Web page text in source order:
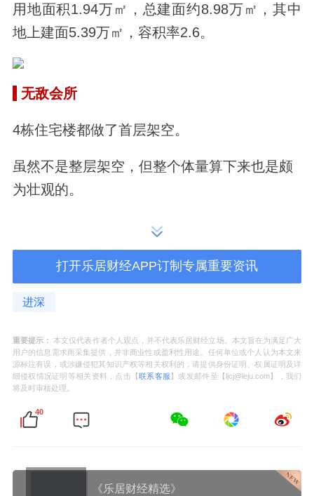
用地面积1.94万㎡，总建面约8.98万㎡，其中
地上建面5.39万㎡，容积率2.6。
无敌会所
4栋住宅楼都做了首层架空。
虽然不是整层架空，但整个体量算下来也是颇
为壮观的。
北边大门口，用两层商业楼做了会所配套，面
积超1300㎡。
周边有3处下沉庭院，以风雨连廊贯通。
高奢商业
项目配建商业体量超万方，其中地上建面合计
7400㎡，地下5500㎡。
最优解。
打开乐居财经APP订制专属重要资讯
进深
重要提示： 本文仅代表作者个人观点，并不代表乐居财经立场。本文旨在为满足广大
用户的信息需求而采集提供，并非商业性或盈利性用途。任何单位或个人认为本文来
源标注有误，或涉嫌侵犯其知识产权等相关权利的，请提供身份证明、权属证明及详
细侵权情况证明等相关资料，点击【联系客服 】或发邮件至【ljcj@leju.com】，我们
将及时审核处理。
40
《乐居财经精选》